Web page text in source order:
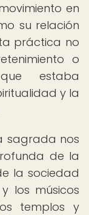
en
su relación
práctica no
o
estaba
y la
sagrada nos
de la
la sociedad
los músicos
templos y